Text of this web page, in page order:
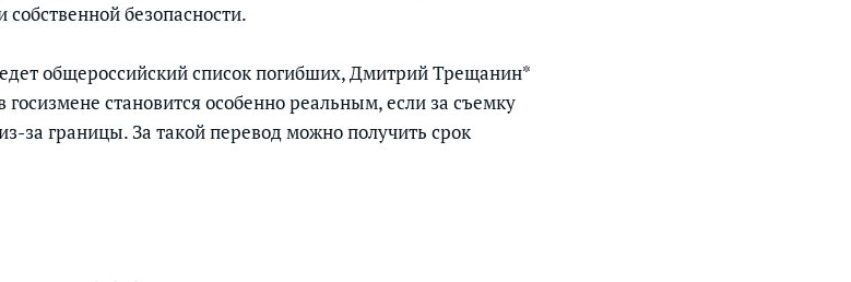
безопасности.
общероссийский список погибших, Дмитрий Трещанин*
госизмене становится особенно реальным, если за съемку
за границы. За такой перевод можно получить срок